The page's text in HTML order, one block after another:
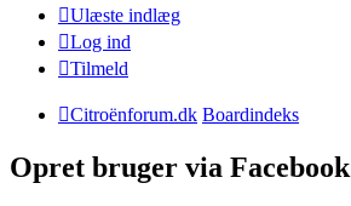
Ulæste indlæg
Log ind
Tilmeld
Citroënforum.dk Boardindeks
Opret bruger via Facebook